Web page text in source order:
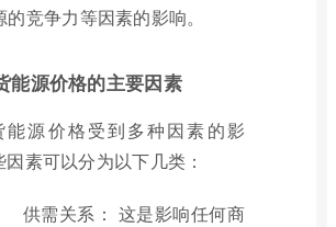
的竞争力等因素的影响。
能源价格的主要因素
能源价格受到多种因素的影
素可以分为以下几类：
供需关系： 这是影响任何商